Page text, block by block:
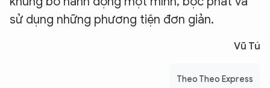
sử dụng những phương tiện đơn giản.
Vũ Tú
Theo Theo Express